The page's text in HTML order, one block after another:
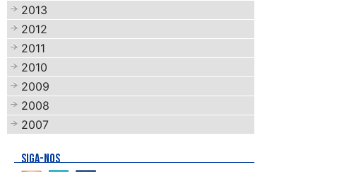
2013
2012
2011
2010
2009
2008
2007
SIGA-NOS